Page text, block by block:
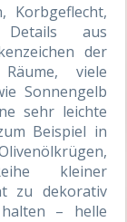
Korbgeflecht,
Details aus
der
viele
Sonnengelb
sehr leichte
Beispiel in
kleiner
zu dekorativ
– helle